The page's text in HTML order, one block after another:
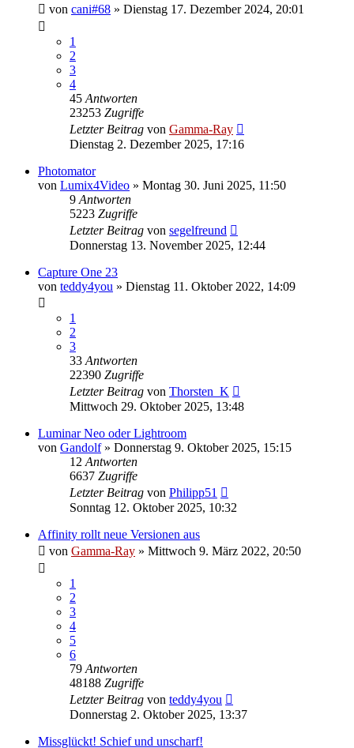
von cani#68 » Dienstag 17. Dezember 2024, 20:01
1
2
3
4
45 Antworten
23253 Zugriffe
Letzter Beitrag von Gamma-Ray
Dienstag 2. Dezember 2025, 17:16
Photomator
von Lumix4Video » Montag 30. Juni 2025, 11:50
9 Antworten
5223 Zugriffe
Letzter Beitrag von segelfreund
Donnerstag 13. November 2025, 12:44
Capture One 23
von teddy4you » Dienstag 11. Oktober 2022, 14:09
1
2
3
33 Antworten
22390 Zugriffe
Letzter Beitrag von Thorsten_K
Mittwoch 29. Oktober 2025, 13:48
Luminar Neo oder Lightroom
von Gandolf» Donnerstag 9. Oktober 2025, 15:15
12 Antworten
6637 Zugriffe
Letzter Beitrag von Philipp51
Sonntag 12. Oktober 2025, 10:32
Affinity rollt neue Versionen aus
von Gamma-Ray » Mittwoch 9. März 2022, 20:50
1
2
3
4
5
6
79 Antworten
48188 Zugriffe
Letzter Beitrag von teddy4you
Donnerstag 2. Oktober 2025, 13:37
Missglückt! Schief und unscharf!